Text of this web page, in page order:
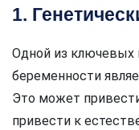
1.
Одной из ключевых
беременности
Это может
привести к